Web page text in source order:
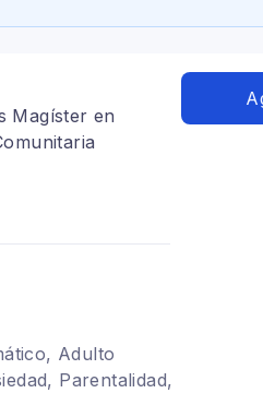
Magíster en
Adulto
Parentalidad,